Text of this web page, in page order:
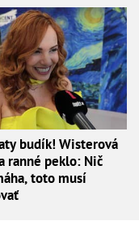
budík! Wisterová
ranné peklo: Nič
toto musí